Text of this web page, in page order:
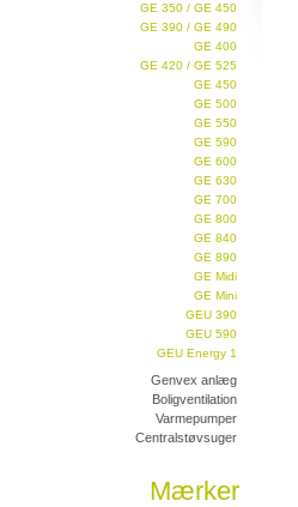
GE 350 / GE 450
GE 390 / GE 490
GE 400
GE 420 / GE 525
GE 450
GE 500
GE 550
GE 590
GE 600
GE 630
GE 700
GE 800
GE 840
GE 890
GE Midi
GE Mini
GEU 390
GEU 590
GEU Energy 1
Genvex anlæg
Boligventilation
Varmepumper
Centralstøvsuger
Mærker